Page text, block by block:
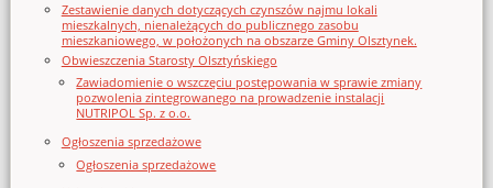
Zestawienie danych dotyczących czynszów najmu lokali
mieszkalnych, nienależących do publicznego zasobu
mieszkaniowego, w położonych na obszarze Gminy Olsztynek.
Obwieszczenia Starosty Olsztyńskiego
Zawiadomienie o wszczęciu postępowania w sprawie zmiany
pozwolenia zintegrowanego na prowadzenie instalacji
NUTRIPOL Sp. z o.o.
Ogłoszenia sprzedażowe
Ogłoszenia sprzedażowe